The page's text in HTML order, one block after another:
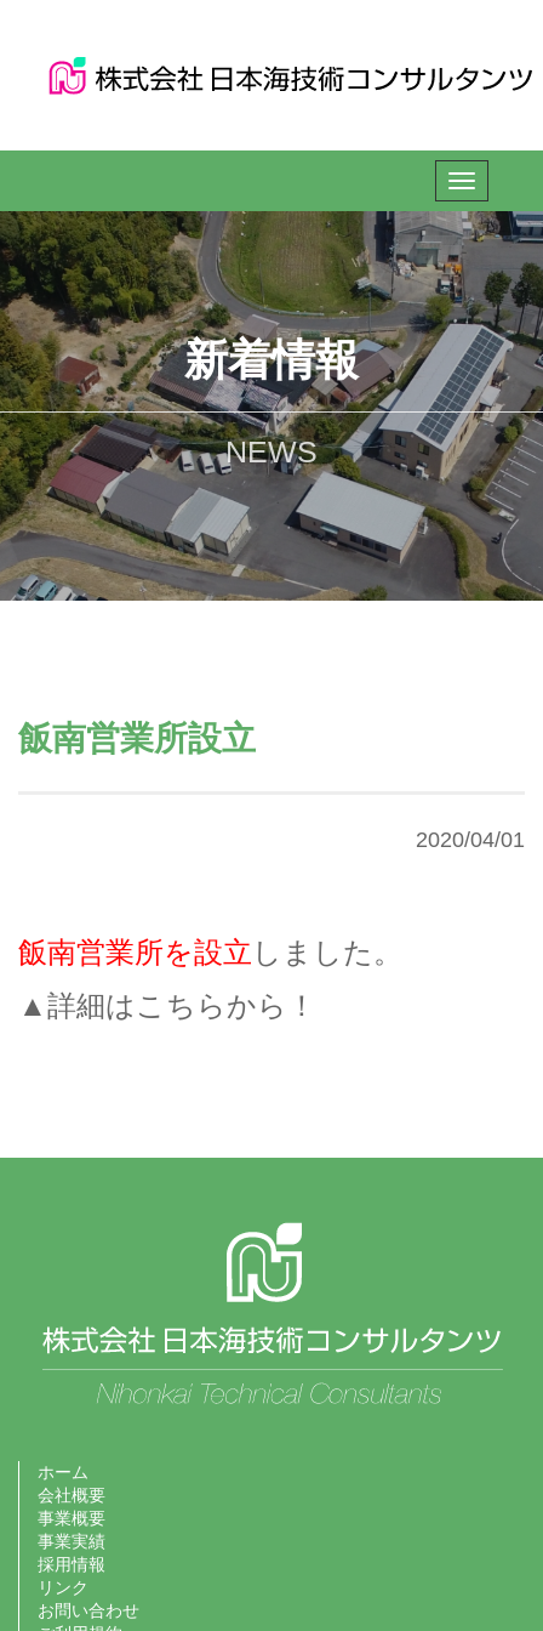
新着情報
NEWS
飯南営業所設立
2020/04/01
飯南営業所を設立 しました。
▲詳細はこちらから！
ホーム
会社概要
事業概要
事業実績
採用情報
リンク
お問い合わせ